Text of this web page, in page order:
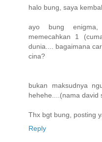
halo bung, saya
ayo bung
memecahkan 1
dunia.... bagaimana
cina?
bukan maksudnya
hehehe....(nama david
Thx bgt bung, posting
Reply